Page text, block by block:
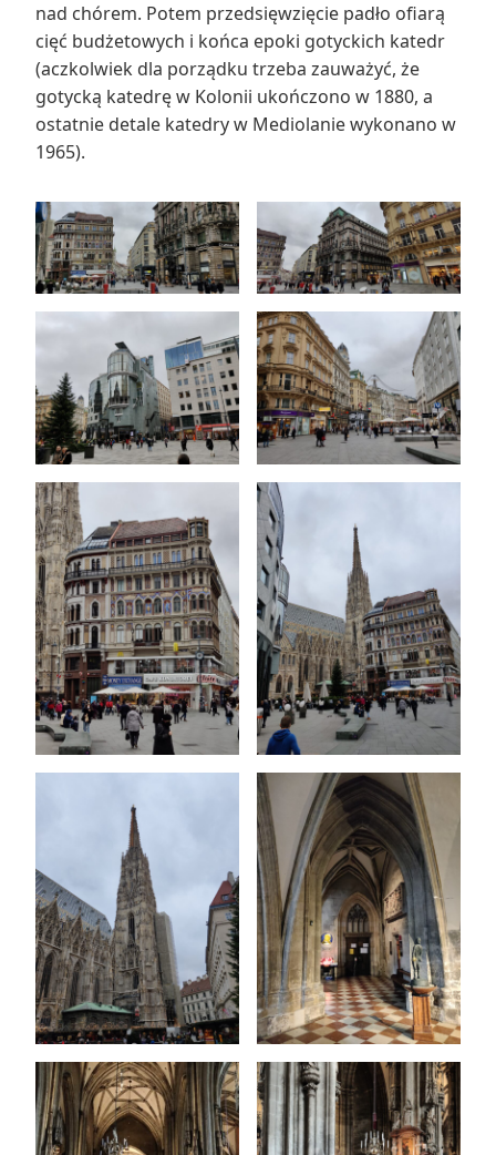
nad chórem. Potem przedsięwzięcie padło ofiarą
cięć budżetowych i końca epoki gotyckich katedr
(aczkolwiek dla porządku trzeba zauważyć, że
gotycką katedrę w Kolonii ukończono w 1880, a
ostatnie detale katedry w Mediolanie wykonano w
1965).